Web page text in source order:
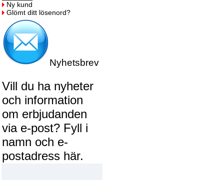
Ny kund
Glömt ditt lösenord?
Nyhetsbrev
Vill du ha nyheter
och information
om erbjudanden
via e-post? Fyll i
namn och e-
postadress här.